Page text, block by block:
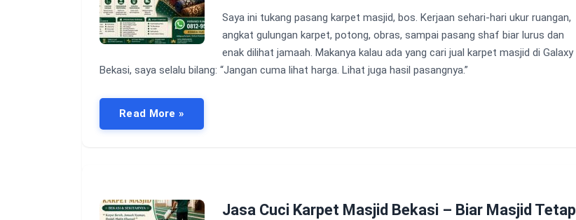
Saya ini tukang pasang karpet masjid, bos. Kerjaan sehari-hari ukur ruangan,
angkat gulungan karpet, potong, obras, sampai pasang shaf biar lurus dan
enak dilihat jamaah. Makanya kalau ada yang cari jual karpet masjid di Galaxy
Bekasi, saya selalu bilang: “Jangan cuma lihat harga. Lihat juga hasil pasangnya.”
Read More »
Jasa Cuci Karpet Masjid Bekasi – Biar Masjid Tetap